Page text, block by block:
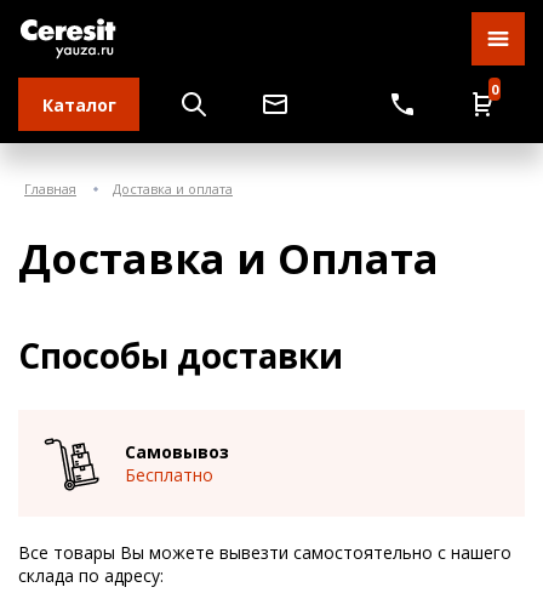
Каталог
0
Главная Доставка и оплата
Доставка и Оплата
Способы доставки
Самовывоз
Бесплатно
Все товары Вы можете вывезти самостоятельно с нашего
склада по адресу: